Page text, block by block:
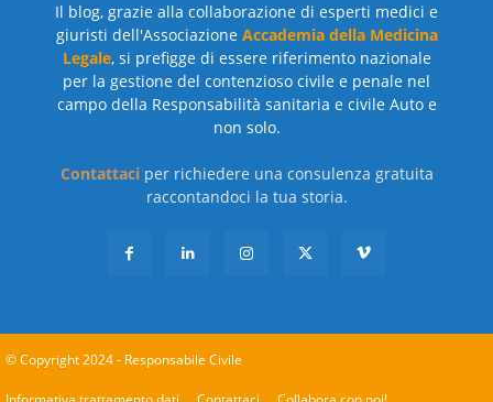
Il blog, grazie alla collaborazione di esperti medici e
giuristi dell'Associazione Accademia della Medicina
Legale, si prefigge di essere riferimento nazionale
per la gestione del contenzioso civile e penale nel
campo della Responsabilità sanitaria e civile Auto e
non solo.
Contattaciper richiedere una consulenza gratuita
raccontandoci la tua storia.
© Copyright 2024 - Responsabile Civile